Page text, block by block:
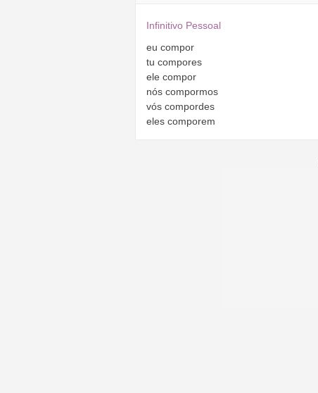
Infinitivo Pessoal
eu compor
tu compores
ele compor
nós compormos
vós compordes
eles comporem